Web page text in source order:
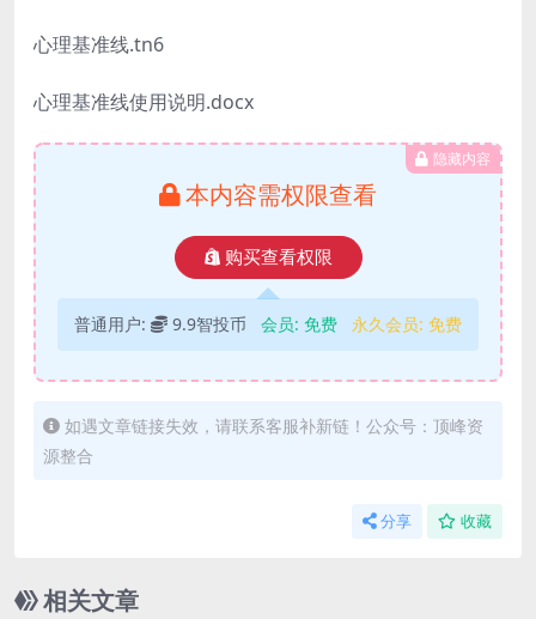
心理基准线.tn6
心理基准线使用说明.docx
隐藏内容
本内容需权限查看
购买查看权限
普通用户: 9.9智投币 会员: 免费 永久会员: 免费
如遇文章链接失效，请联系客服补新链！公众号：顶峰资
源整合
分享 收藏
相关文章